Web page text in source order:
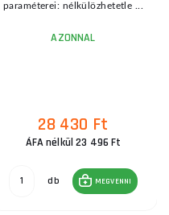
paraméterei: nélkülözhetetle ...
AZONNAL
28 430 Ft
ÁFA nélkül 23 496 Ft
db MEGVENNI